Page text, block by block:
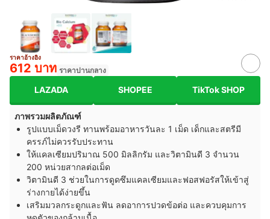
ราคาอ้างอิง
612 บาท ราคาปานกลาง
LAZADA SHOPEE TikTok SHOP
ภาพรวมผลิตภัณฑ์
รูปแบบเม็ดวงรี ทานพร้อมอาหารวันละ 1 เม็ด เด็กและสตรีมี
ครรภ์ไม่ควรรับประทาน
ให้แคลเซียมปริมาณ 500 มิลลิกรัม และวิตามินดี 3 จำนวน
200 หน่วยสากลต่อเม็ด
วิตามินดี 3 ช่วยในการดูดซึมแคลเซียมและฟอสฟอรัสให้เข้าสู่
ร่างกายได้ง่ายขึ้น
เสริมมวลกระดูกและฟัน ลดอาการปวดข้อต่อ และควบคุมการ